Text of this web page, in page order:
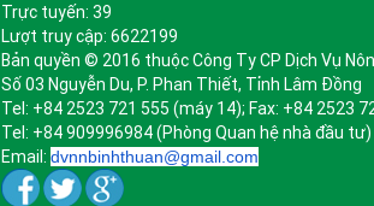
Trực tuyến: 39
Lượt truy cập: 6622199
Bản quyền © 2016 thuộc Công Ty CP Dịch Vụ
Số 03 Nguyễn Du, P. Phan Thiết, Tỉnh Lâm Đồng
Tel: +84 2523 721 555 (máy 14); Fax: +84 2523
Tel: +84 909996984 (Phòng Quan hệ nhà đầu tư)
Email: dvnnbinhthuan@gmail.com